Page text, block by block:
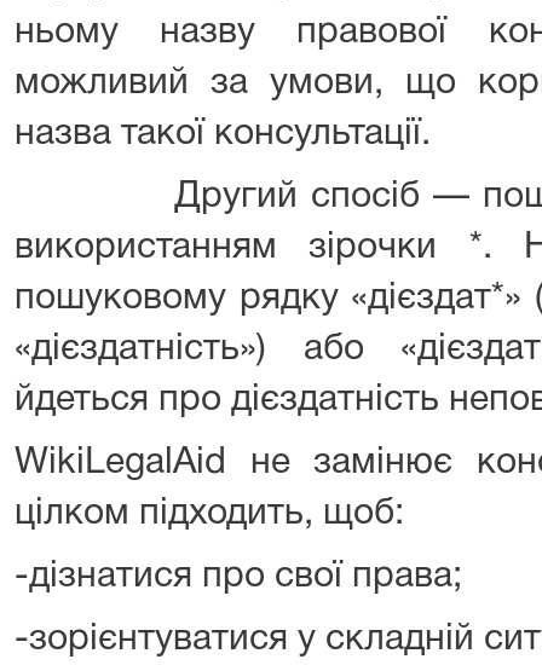
ньому назву правової
можливий за умови, що
назва такої консультації.
Другий спосіб — пошук
використанням зірочки *.
пошуковому рядку «дієздат*»
«дієздатність») або
йдеться про дієздатність
WikiLegalAid не замінює
цілком підходить, щоб:
-дізнатися про свої права;
-зорієнтуватися у складній